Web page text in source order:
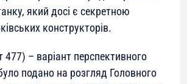
який досі є секретною
конструкторів.
477) – варіант перспективного
подано на розгляд Головного